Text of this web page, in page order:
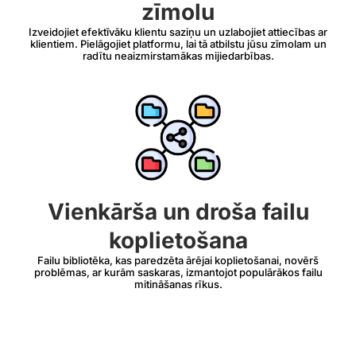
zīmolu
Izveidojiet efektīvāku klientu saziņu un uzlabojiet attiecības ar
klientiem. Pielāgojiet platformu, lai tā atbilstu jūsu zīmolam un
radītu neaizmirstamākas mijiedarbības.
Vienkārša un droša failu
koplietošana
Failu bibliotēka, kas paredzēta ārējai koplietošanai, novērš
problēmas, ar kurām saskaras, izmantojot populārākos failu
mitināšanas rīkus.